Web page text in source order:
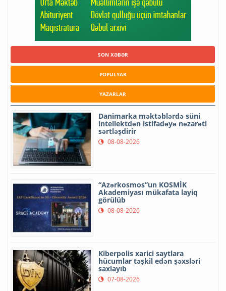
SON XƏBƏR
POPULYAR
YAZARLAR
Danimarka məktəblərdə süni
intellektdən istifadəyə nəzarəti
sərtləşdirir
08-08-2026
“Azərkosmos”un KOSMİK
Akademiyası mükafata layiq
görülüb
08-08-2026
Kiberpolis xarici saytlara
hücumlar təşkil edən şəxsləri
saxlayıb
07-08-2026